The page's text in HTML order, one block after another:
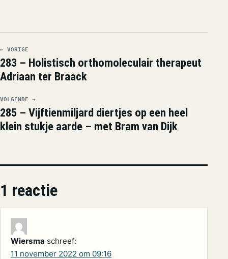
← VORIGE
283 – Holistisch orthomoleculair therapeut
Adriaan ter Braack
VOLGENDE →
285 – Vijftienmiljard diertjes op een heel
klein stukje aarde – met Bram van Dijk
1 reactie
Wiersma schreef:
11 november 2022 om 09:16